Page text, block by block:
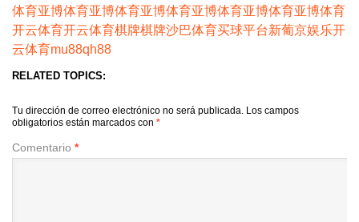
体育亚博体育亚博体育亚博体育亚博体育亚博体育亚博体育
开云体育开云体育棋牌棋牌沙巴体育买球平台新葡京娱乐开
云体育mu88qh88
RELATED TOPICS:
Tu dirección de correo electrónico no será publicada. Los campos
obligatorios están marcados con *
Comentario *